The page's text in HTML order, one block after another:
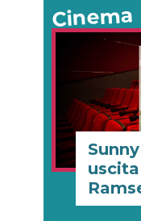
Cinema